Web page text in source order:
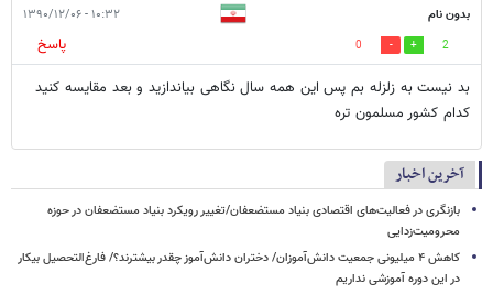
بدون نام ۱۰:۳۲ - ۱۳۹۰/۱۲/۰۶
2
0
پاسخ
بد نیست به زلزله بم پس این همه سال نگاهی بیاندازید و بعد مقایسه کنید
کدام کشور مسلمون تره
آخرین اخبار
بازنگری در فعالیت‌های اقتصادی بنیاد مستضعفان/تغییر رویکرد بنیاد مستضعفان در حوزه
محرومیت‌زدایی
کاهش ۴ میلیونی جمعیت دانش‌آموزان/ دختران دانش‌آموز چقدر بیشترند؟/ فارغ‌التحصیل بیکار
در این دوره آموزشی نداریم